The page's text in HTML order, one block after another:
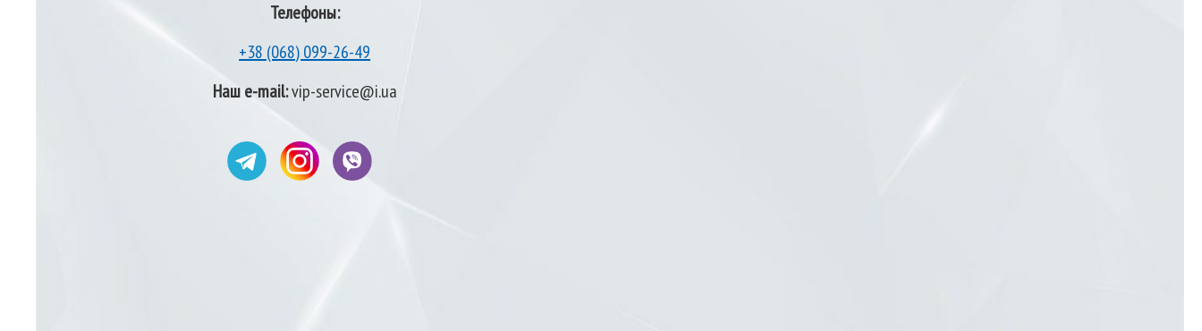
Телефоны:
+38 (068) 099-26-49
Наш e-mail:vip-service@i.ua